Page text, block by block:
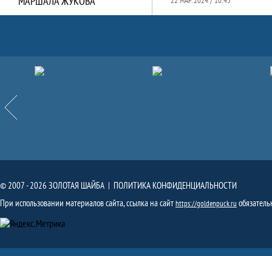
Назад
Партнёры
© 2007 - 2026 ЗОЛОТАЯ ШАЙБА | ПОЛИТИКА КОНФИДЕНЦИАЛЬНОСТИ
При использовании материалов сайта, ссылка на сайтhttps://goldenpuck.ru